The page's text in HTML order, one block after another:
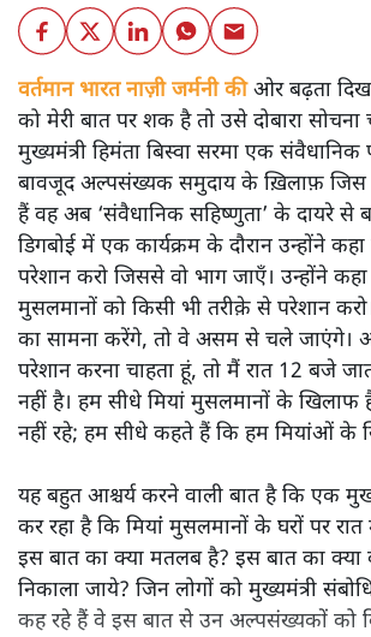
वर्तमान भारत नाज़ी जर्मनी कीओर बढ़ता दिख
को मेरी बात पर शक है तो उसे दोबारा
मुख्यमंत्री हिमंता बिस्वा सरमा एक
बावजूद अल्पसंख्यक समुदाय के ख़िलाफ़ जिस
हैं वह अब ‘संवैधानिक सहिष्णुता’ के दायरे से
डिगबोई में एक कार्यक्रम के दौरान उन्होंने
परेशान करो जिससे वो भाग जाएँ। उन्होंने
मुसलमानों को किसी भी तरीक़े से परेशान
का सामना करेंगे, तो वे असम से चले जाएंगे।
परेशान करना चाहता हूं, तो मैं रात 12 बजे
नहीं है। हम सीधे मियां मुसलमानों के खिलाफ
नहीं रहे; हम सीधे कहते हैं कि हम मियांओं के
यह बहुत आश्चर्य करने वाली बात है कि एक
कर रहा है कि मियांं मुसलमानों के घरों पर
इस बात का क्या मतलब है? इस बात का क्या
निकाला जाये? जिन लोगों को मुख्यमंत्री
कह रहे हैं वे इस बात से उन अल्पसंख्यकों को